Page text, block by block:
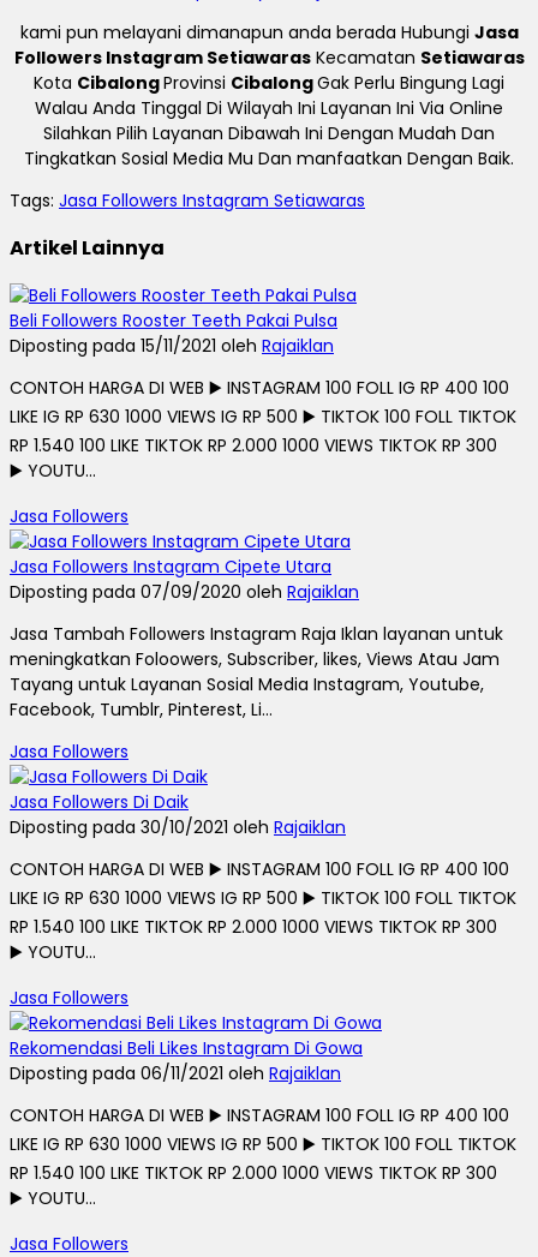
kami pun melayani dimanapun anda berada Hubungi Jasa
Followers Instagram SetiawarasKecamatan Setiawaras
Kota CibalongProvinsi CibalongGak Perlu Bingung Lagi
Walau Anda Tinggal Di Wilayah Ini Layanan Ini Via Online
Silahkan Pilih Layanan Dibawah Ini Dengan Mudah Dan
Tingkatkan Sosial Media Mu Dan manfaatkan Dengan Baik.
Tags: Jasa Followers Instagram Setiawaras
Artikel Lainnya
Beli Followers Rooster Teeth Pakai Pulsa
Diposting pada 15/11/2021 oleh Rajaiklan
CONTOH HARGA DI WEB ▶️ INSTAGRAM 100 FOLL IG RP 400 100
LIKE IG RP 630 1000 VIEWS IG RP 500 ▶️ TIKTOK 100 FOLL TIKTOK
RP 1.540 100 LIKE TIKTOK RP 2.000 1000 VIEWS TIKTOK RP 300
▶️ YOUTU...
Jasa Followers
Jasa Followers Instagram Cipete Utara
Diposting pada 07/09/2020 oleh Rajaiklan
Jasa Tambah Followers Instagram Raja Iklan layanan untuk
meningkatkan Foloowers, Subscriber, likes, Views Atau Jam
Tayang untuk Layanan Sosial Media Instagram, Youtube,
Facebook, Tumblr, Pinterest, Li...
Jasa Followers
Jasa Followers Di Daik
Diposting pada 30/10/2021 oleh Rajaiklan
CONTOH HARGA DI WEB ▶️ INSTAGRAM 100 FOLL IG RP 400 100
LIKE IG RP 630 1000 VIEWS IG RP 500 ▶️ TIKTOK 100 FOLL TIKTOK
RP 1.540 100 LIKE TIKTOK RP 2.000 1000 VIEWS TIKTOK RP 300
▶️ YOUTU...
Jasa Followers
Rekomendasi Beli Likes Instagram Di Gowa
Diposting pada 06/11/2021 oleh Rajaiklan
CONTOH HARGA DI WEB ▶️ INSTAGRAM 100 FOLL IG RP 400 100
LIKE IG RP 630 1000 VIEWS IG RP 500 ▶️ TIKTOK 100 FOLL TIKTOK
RP 1.540 100 LIKE TIKTOK RP 2.000 1000 VIEWS TIKTOK RP 300
▶️ YOUTU...
Jasa Followers